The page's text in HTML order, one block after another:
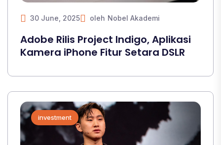
30 June, 2025 oleh Nobel Akademi
Adobe Rilis Project Indigo, Aplikasi
Kamera iPhone Fitur Setara DSLR
investment